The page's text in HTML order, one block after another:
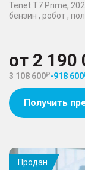
Tenet T7 Prime,
бензин , робот ,
от 2 190
3 108 600 -918 600
Получить
Продан